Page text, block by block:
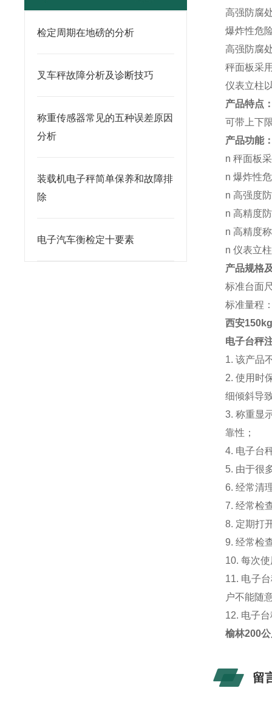
检定周期在地磅的分析
叉车秤故障分析及诊断技巧
称重传感器常见的五种误差原因
分析
装载机电子秤简单保养和故障排
除
电子汽车衡检定十要素
高强防腐
爆炸性危
高强防腐
秤面板采
仪表立柱
产品特点
可带上下
产品功能
n 秤面板
n 爆炸性
n 高强度
n 高精度
n 高精度
n 仪表立
产品规格
标准台面
标准量程
西安
电子台秤
1. 该产品
2. 使用时
细倾斜导
3. 称重显
靠性；
4. 电子台
5. 由于很
6. 经常清
7. 经常检
8. 定期打
9. 经常检
10. 每次
11. 电子
户不能随
12. 电子
榆林200
留